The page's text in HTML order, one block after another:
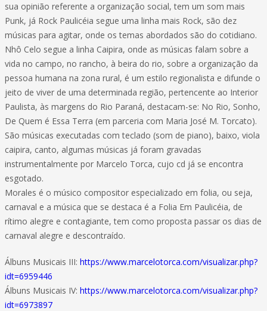
sua opinião referente a organização social, tem um som mais
Punk, já Rock Paulicéia segue uma linha mais Rock, são dez
músicas para agitar, onde os temas abordados são do cotidiano.
Nhô Celo segue a linha Caipira, onde as músicas falam sobre a
vida no campo, no rancho, à beira do rio, sobre a organização da
pessoa humana na zona rural, é um estilo regionalista e difunde o
jeito de viver de uma determinada região, pertencente ao Interior
Paulista, às margens do Rio Paraná, destacam-se: No Rio, Sonho,
De Quem é Essa Terra (em parceria com Maria José M. Torcato).
São músicas executadas com teclado (som de piano), baixo, viola
caipira, canto, algumas músicas já foram gravadas
instrumentalmente por Marcelo Torca, cujo cd já se encontra
esgotado.
Morales é o músico compositor especializado em folia, ou seja,
carnaval e a música que se destaca é a Folia Em Paulicéia, de
rítimo alegre e contagiante, tem como proposta passar os dias de
carnaval alegre e descontraído.
Álbuns Musicais III: https://www.marcelotorca.com/visualizar.php?
idt=6959446
Álbuns Musicais IV: https://www.marcelotorca.com/visualizar.php?
idt=6973897